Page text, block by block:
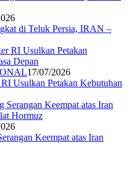
di Teluk Persia, IRAN –
17/07/2026
Usulkan Petakan Kebutuhan
Keempat atas Iran